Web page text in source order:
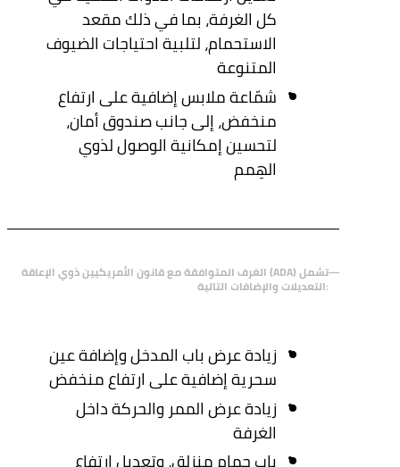
كل الغرفة، بما في ذلك مقعد
الاستحمام، لتلبية احتياجات الضيوف
المتنوعة
شمّاعة ملابس إضافية على ارتفاع
منخفض، إلى جانب صندوق أمان،
لتحسين إمكانية الوصول لذوي
الهِمم
الغرف المتوافقة مع قانون الأمريكيين ذوي الإعاقة (ADA) تشمل
التعديلات والإضافات التالية:
زيادة عرض باب المدخل وإضافة عين
سحرية إضافية على ارتفاع منخفض
زيادة عرض الممر والحركة داخل
الغرفة